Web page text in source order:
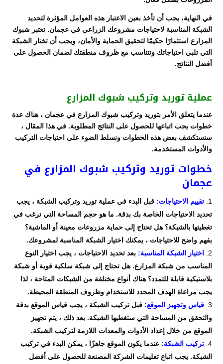
في النهاية، يجب أن تأخذ بعين الاعتبار هذه العوامل المؤثرة لتحديد
الشبكة المناسبة لاحتياجات مشروعك الزراعي في عجمان. تعتبر شبوك
المزارع استثمارًا حكيمًا لتحقيق الحماية والأمان، ويجب أن تختار الشبكة
التي تلبي احتياجاتك وتتناسب مع ظروف منطقتك لضمان الحصول على
أفضل النتائج.
عملية توريد وتركيب شبوك المزارع
عندما يتعلق الأمر بتوريد وتركيب شبوك المزارع في عجمان ، هناك عدة
خطوات يجب اتباعها للحصول على النتائج المطلوبة. في هذا المقال ،
سنستكشف بعض هذه الخطوات ونسلط الضوء على احتياجات التركيب
والأدوات المستخدمة.
خطوات توريد وتركيب شبوك المزارع في
عجمان
تقييم الاحتياجات: قبل البدء في عملية توريد وتركيب الشبكة ، يجب
تحديد الاحتياجات الخاصة بك بدقة. ما هو حجم المساحة التي ترغب في
تغطيتها بالشبكة؟ هل تحتاج إلى حماية مزروعات معينة أو الماشية؟
بفهم واضح للاحتياجات ، يمكنك اختيار الشبكة المناسبة لمشروعك.
اختيار الشبكة المناسبة: بعد تحديد الاحتياجات ، يجب اختيار النوع
المناسب من شبكة المزارع. هل تحتاج إلى شبكة سلكية قوية أو شبكة
بلاستيكية قابلة للتمدد؟ هناك أنواع مختلفة من الشبكات المتاحة ، لذا
يجب مراعاة الهدف المحدد للاستخدام وظروف المنطقة المحيطة.
قياس وتجهيز الموقع: قبل تركيب الشبكة ، يجب قياس الموقع بدقة
والتحقق من المساحة التي ستغطيها الشبكة. بعد ذلك ، يتم تجهيز
الموقع من خلال إعداد الأدوات والمعدات اللازمة لتركيب الشبكة.
تركيب الشبكة: عندما يكون الموقع جاهزًا ، يمكن البدء في تركيب
الشبكة. يجب اتباع تعليمات الشركة المصنعة للحصول على أفضل